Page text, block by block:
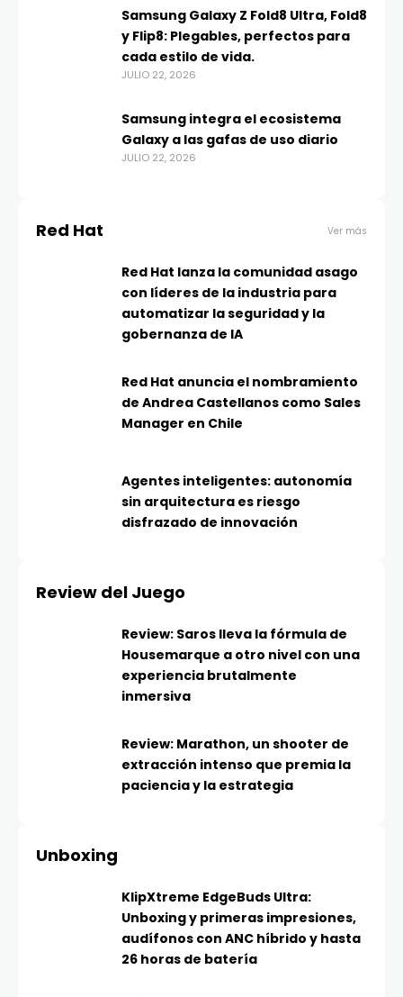
Samsung Galaxy Z Fold8 Ultra, Fold8
y Flip8: Plegables, perfectos para
cada estilo de vida.
JULIO 22, 2026
Samsung integra el ecosistema
Galaxy a las gafas de uso diario
JULIO 22, 2026
Red Hat Ver más
Red Hat lanza la comunidad asago
con líderes de la industria para
automatizar la seguridad y la
gobernanza de IA
Red Hat anuncia el nombramiento
de Andrea Castellanos como Sales
Manager en Chile
Agentes inteligentes: autonomía
sin arquitectura es riesgo
disfrazado de innovación
Review del Juego
Review: Saros lleva la fórmula de
Housemarque a otro nivel con una
experiencia brutalmente
inmersiva
Review: Marathon, un shooter de
extracción intenso que premia la
paciencia y la estrategia
Unboxing
KlipXtreme EdgeBuds Ultra:
Unboxing y primeras impresiones,
audífonos con ANC híbrido y hasta
26 horas de batería